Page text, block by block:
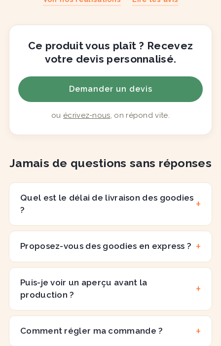
Ce produit vous plaît ? Recevez
votre devis personnalisé.
Demander un devis
ou écrivez-nous , on répond vite.
Jamais de questions sans réponses
Quel est le délai de livraison des goodies
?
Proposez-vous des goodies en express ?
Puis-je voir un aperçu avant la
production ?
Comment régler ma commande ?